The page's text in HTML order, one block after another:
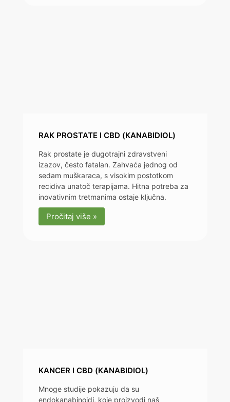
RAK PROSTATE I CBD (KANABIDIOL)
Rak prostate je dugotrajni zdravstveni
izazov, često fatalan. Zahvaća jednog od
sedam muškaraca, s visokim postotkom
recidiva unatoč terapijama. Hitna potreba za
inovativnim tretmanima ostaje ključna.
Pročitaj više »
KANCER I CBD (KANABIDIOL)
Mnoge studije pokazuju da su
endokanabinoidi, koje proizvodi naš